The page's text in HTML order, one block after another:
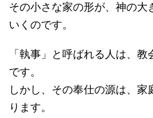
その小さな家の形が、神の大
いくのです。
「執事」と呼ばれる人は、
です。
しかし、その奉仕の源は、家
ります。